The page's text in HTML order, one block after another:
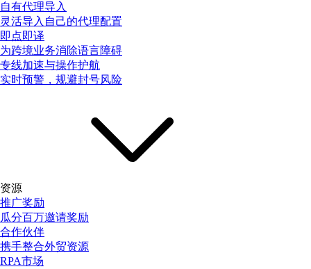
自有代理导入
灵活导入自己的代理配置
即点即译
为跨境业务消除语言障碍
专线加速与操作护航
实时预警，规避封号风险
资源
推广奖励
瓜分百万邀请奖励
合作伙伴
携手整合外贸资源
RPA市场